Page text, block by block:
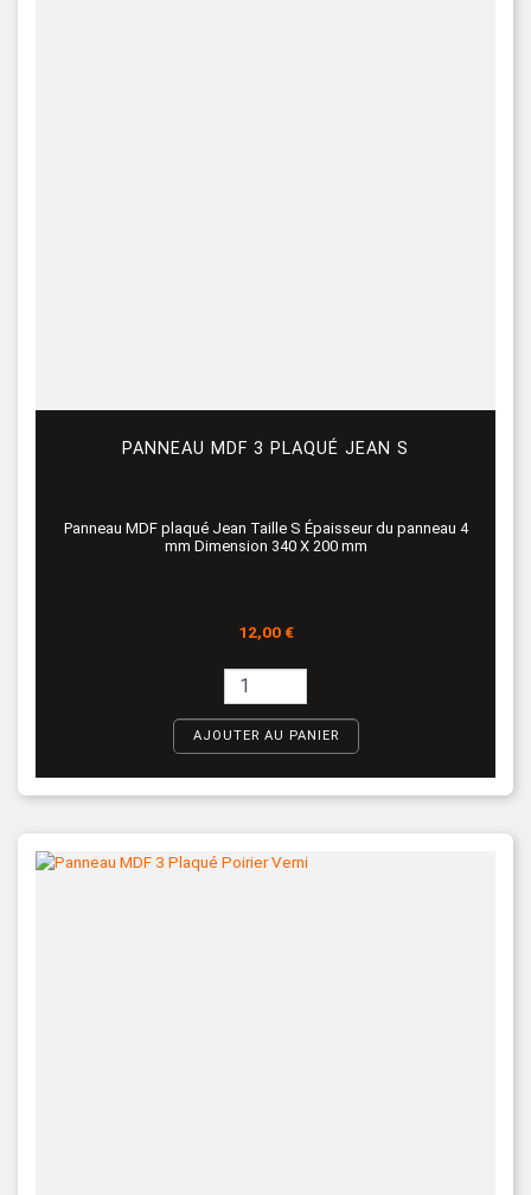
PANNEAU MDF 3 PLAQUÉ JEAN S
Panneau MDF plaqué Jean Taille S Épaisseur du panneau 4
mm Dimension 340 X 200 mm
Prix
12,00 €
AJOUTER AU PANIER